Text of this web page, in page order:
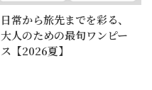
日常から旅先までを彩る、
大人のための最旬ワンピー
ス【2026夏】